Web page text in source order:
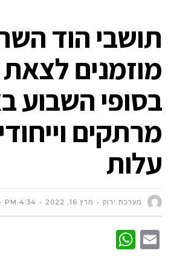
תושבי הוד
מוזמנים לצאת
בסופי השבוע
מרתקים
עלות
מערכת ירוק מרץ 16, 2022 4:34 PM
Email